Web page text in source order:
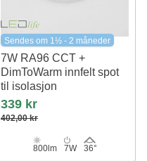
Sendes om 1½ - 2 måneder
7W RA96 CCT +
DimToWarm innfelt spot
til isolasjon
dimbar, Hull: Ø6,8 cm, Mål: Ø9,3
cm
339 kr
402,00 kr
800lm 7W 36°